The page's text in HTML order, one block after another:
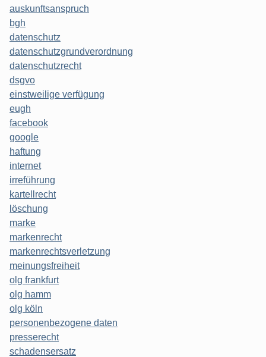
auskunftsanspruch
bgh
datenschutz
datenschutzgrundverordnung
datenschutzrecht
dsgvo
einstweilige verfügung
eugh
facebook
google
haftung
internet
irreführung
kartellrecht
löschung
marke
markenrecht
markenrechtsverletzung
meinungsfreiheit
olg frankfurt
olg hamm
olg köln
personenbezogene daten
presserecht
schadensersatz